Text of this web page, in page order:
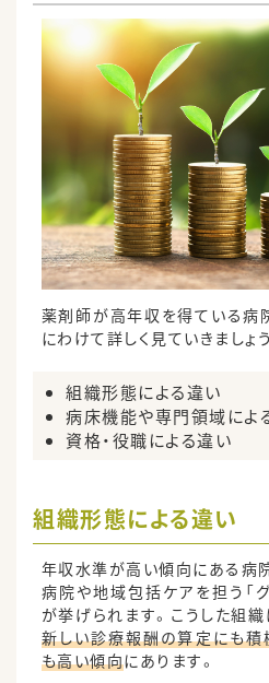
薬剤師が高年収を得ている病
にわけて詳しく見ていきましょう
組織形態による違い
病床機能や専門領域によ
資格・役職による違い
組織形態による違い
年収水準が高い傾向にある病
病院や地域包括ケアを担う「
が挙げられます。こうした組織
新しい診療報酬の算定にも
も高い傾向にあります。